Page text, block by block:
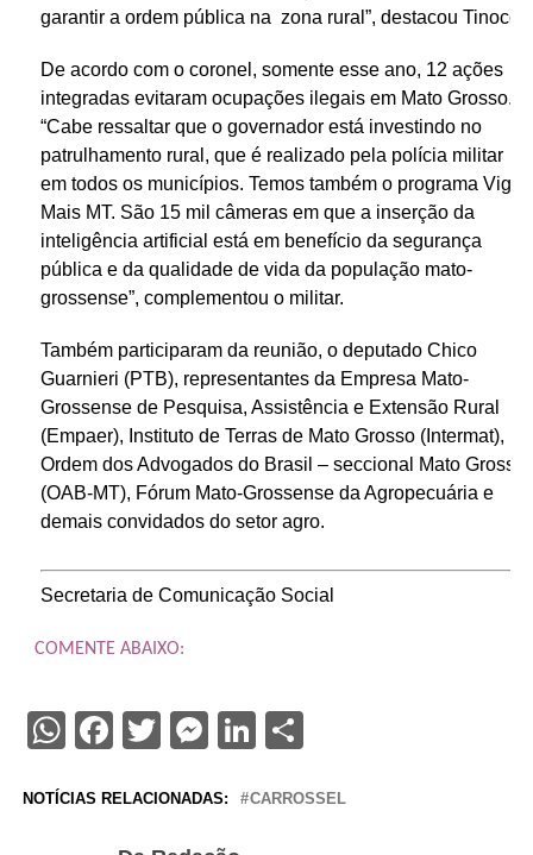
garantir a ordem pública na zona rural”, destacou Tinoco.
De acordo com o coronel, somente esse ano, 12 ações
integradas evitaram ocupações ilegais em Mato Grosso.
“Cabe ressaltar que o governador está investindo no
patrulhamento rural, que é realizado pela polícia militar
em todos os municípios. Temos também o programa Vigia
Mais MT. São 15 mil câmeras em que a inserção da
inteligência artificial está em benefício da segurança
pública e da qualidade de vida da população mato-
grossense”, complementou o militar.
Também participaram da reunião, o deputado Chico
Guarnieri (PTB), representantes da Empresa Mato-
Grossense de Pesquisa, Assistência e Extensão Rural
(Empaer), Instituto de Terras de Mato Grosso (Intermat),
Ordem dos Advogados do Brasil – seccional Mato Grosso
(OAB-MT), Fórum Mato-Grossense da Agropecuária e
demais convidados do setor agro.
Secretaria de Comunicação Social
COMENTE ABAIXO:
WhatsApp
Facebook
Twitter
Messenger
LinkedIn
Share
NOTÍCIAS RELACIONADAS: CARROSSEL